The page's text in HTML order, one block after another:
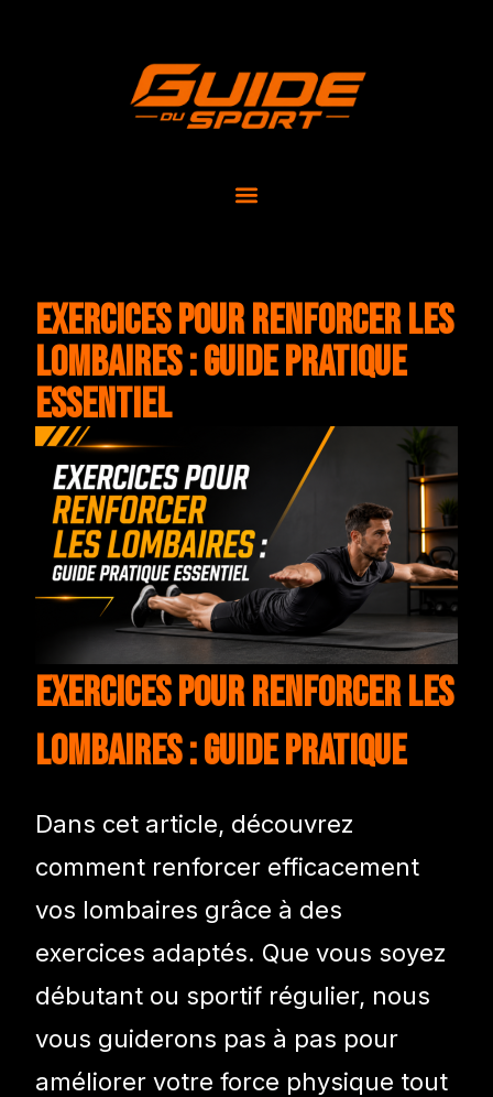
Exercices pour renforcer les
lombaires : Guide pratique
essentiel
Exercices pour renforcer les
lombaires : Guide pratique
Dans cet article, découvrez
comment renforcer efficacement
vos lombaires grâce à des
exercices adaptés. Que vous soyez
débutant ou sportif régulier, nous
vous guiderons pas à pas pour
améliorer votre force physique tout